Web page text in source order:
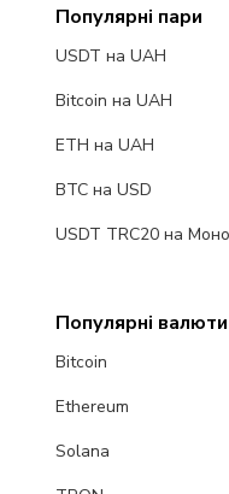
Популярні пари
USDT на UAH
Bitcoin на UAH
ETH на UAH
BTC на USD
USDT TRC20 на
Популярні валюти
Bitcoin
Ethereum
Solana